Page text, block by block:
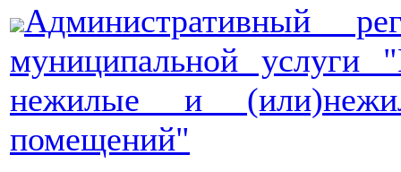
Административный
муниципальной
нежилые и
помещений"